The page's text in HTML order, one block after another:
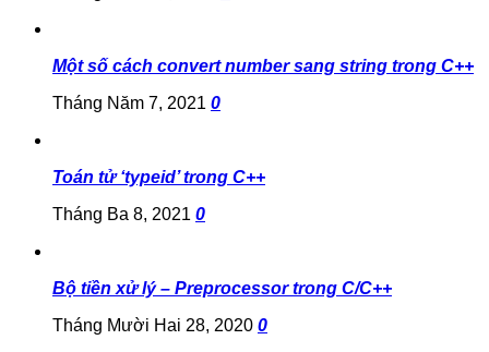
Một số cách convert number sang string trong C++
Tháng Năm 7, 2021 0
Toán tử ‘typeid’ trong C++
Tháng Ba 8, 2021 0
Bộ tiền xử lý – Preprocessor trong C/C++
Tháng Mười Hai 28, 2020 0